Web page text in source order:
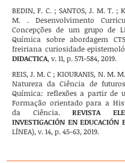
BEDIN, F. C. ; SANTOS, J. M. T. ;
M. . Desenvolvimento
Concepções de um grupo de
Química sobre abordagem
freiriana curiosidade
DIDACTICA, v. 11, p. 571-584, 2019.
REIS, J. M. C ; KIOURANIS, N. M.
Natureza da Ciência de
Química: reflexões a partir de
Formação orientado para a
da Ciência. REVISTA
INVESTIGACIÓN EN EDUCACIÓN
LÍNEA), v. 14, p. 45-63, 2019.